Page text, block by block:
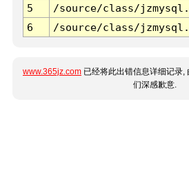
5
/source/class/
6
/source/class/
www.365jz.com 已经将此出错信息详细记录,
们深感歉意.